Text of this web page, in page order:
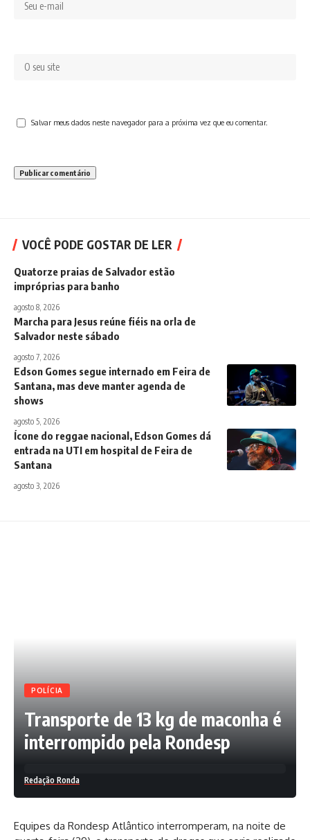
Salvar meus dados neste navegador para a próxima vez que eu comentar.
VOCÊ PODE GOSTAR DE LER
Quatorze praias de Salvador estão
impróprias para banho
agosto 8, 2026
Marcha para Jesus reúne fiéis na orla de
Salvador neste sábado
agosto 7, 2026
Edson Gomes segue internado em Feira de
Santana, mas deve manter agenda de
shows
agosto 5, 2026
Ícone do reggae nacional, Edson Gomes dá
entrada na UTI em hospital de Feira de
Santana
agosto 3, 2026
POLÍCIA
Transporte de 13 kg de maconha é
interrompido pela Rondesp
Redação Ronda
Equipes da Rondesp Atlântico interromperam, na noite de